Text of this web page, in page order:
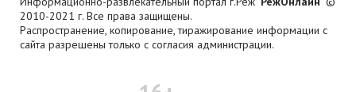
2010-2021 г. Все права защищены.
Распространение, копирование, тиражирование информации с
сайта разрешены только с согласия администрации.